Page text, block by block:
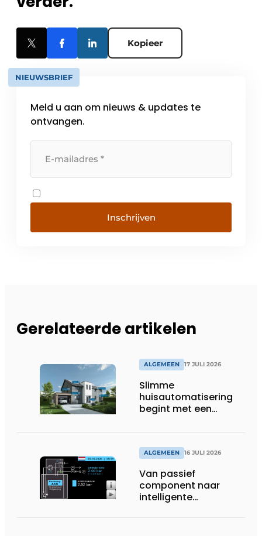
Kopieer
NIEUWSBRIEF
Meld u aan om nieuws & updates te
ontvangen.
Inschrijven
Gerelateerde artikelen
ALGEMEEN 17 JULI 2026
Slimme
huisautomatisering
begint met een
ALGEMEEN 16 JULI 2026
Van passief
component naar
intelligente